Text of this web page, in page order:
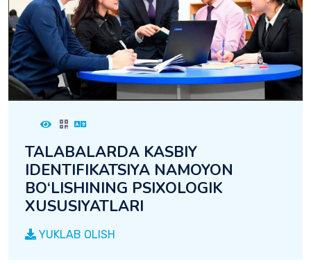
TALABALARDA KASBIY
IDENTIFIKATSIYA NAMOYON
BO‘LISHINING PSIXOLOGIK
XUSUSIYATLARI
YUKLAB OLISH